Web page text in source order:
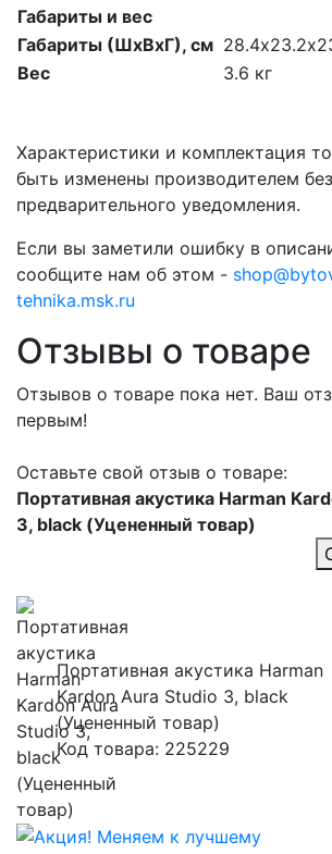
Габариты и вес
Габариты (ШхВхГ), см
Вес
3.6 кг
Характеристики и комплектация
быть изменены производителем без
предварительного уведомления.
Если вы заметили ошибку в
сообщите нам об этом -
tehnika.msk.ru
Отзывы о товаре
Отзывов о товаре пока нет. Ваш
первым!
Оставьте свой отзыв о товаре:
Портативная акустика Harman
3, black (Уцененный товар)
Портативная акустика Harman
Kardon Aura Studio 3, black
(Уцененный товар)
Код товара: 225229